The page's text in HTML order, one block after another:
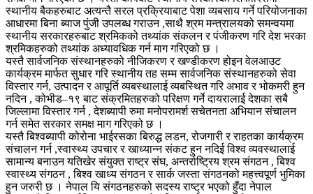
स्थानीय बैकहरुबाट अत्यन्तै सरल प्रक्रियाबाट पेशा व्यबसाय गर्ने परियोजनाका
आधारमा बिना ब्याज पुंजी उपलब्ध गराउन ,साथै श्रम मन्त्रालयको समन्वयमा
स्थानीय सरकारहरुबाट श्रमिकको तथ्यांक संकलन र पंजीकरण गरि देश भरका
श्रमिकहरुको तथ्यांक अध्यावधिक गर्न माग गरिएको छ ।
यस्तै सार्वजनिक संस्थानहरुको नीजिकरण र खण्डीकरण होइन वेलआउट
कार्यक्रम मार्फत सुधार गरि स्थानीय तह सम्म सार्वजनिक संस्थानहरुको सेवा
विस्तार गर्न, उत्पादन र आपूर्ति व्यबस्थालाई व्यबस्थित गरि अभाव र भोकमरी हुन
नदिन , कोभीड–१९ बाट संक्रमितहरुको परिक्षण गर्ने दायरालाई देशका सबै
जिल्लामा विस्तार गर्न , देशब्यापी रुमा मनोपरामर्श सचेतनता अभियान संचालन
गर्न समेत सरकार समक्ष माग गरिएको छ ।
यस्तै बिश्वब्यापी कोरोना भाईरसका बिरुद्ध लडन, रोजगारी र राहतका कार्यक्रम
संचालन गर्न ,स्वास्थ्य उपचार र खाध्यान्न संकट हुन नदिई विश्व व्यवस्थालाई
सामान्य बनाउन यतिखेर संयुक्त राष्ट्र संघ, अन्तर्राष्ट्रिय श्रम संगठन , बिश्व
स्वास्थ्य संगठन , बिश्व खाध्य संगठन र सार्क जस्ता संगठनको महत्त्वपूर्ण भुमिका
हुन जरुरी छ । नेपाल यि संगठनहरुको सदस्य राष्ट्र भएको हुँदा नेपाल